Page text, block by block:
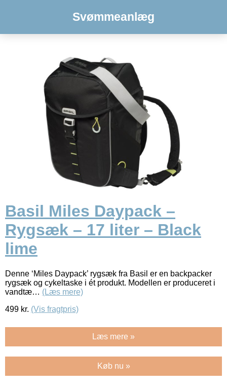
Svømmeanlæg
Basil Miles Daypack –
Rygsæk – 17 liter – Black
lime
Denne ‘Miles Daypack’ rygsæk fra Basil er en backpacker
rygsæk og cykeltaske i ét produkt. Modellen er produceret i
vandtæ… (Læs mere)
499 kr. (Vis fragtpris)
Læs mere »
Køb nu »